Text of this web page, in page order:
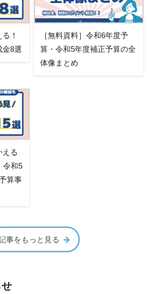
！
金8選
［無料資料］令和6年度予
算・令和5年度補正予算の全
体像まとめ
える
令和5
算事
事をもっと見る